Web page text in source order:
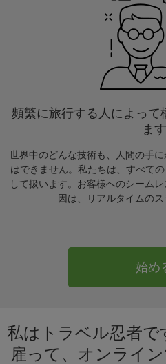
頻繁に旅行する人によって
ます
世界中のどんな技術も、人間の手
はできません。私たちは、すべての
して扱います。お客様へのシーム
因は、リアルタイムのス
始め
私はトラベル忍者で
雇って、オンライ